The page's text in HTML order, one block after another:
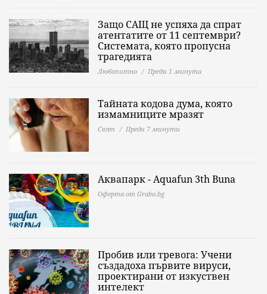
Защо САЩ не успяха да спрат
атентатите от 11 септември?
Системата, която пропусна
трагедията
Любопитно Преди 1 минута
Тайната кодова дума, която
измамниците мразят
Свят Преди 7 минути
Аквапарк - Aquafun 3th Buna
Оферта от Grabo.bg
Пробив или тревога: Учени
създадоха първите вируси,
проектирани от изкуствен
интелект